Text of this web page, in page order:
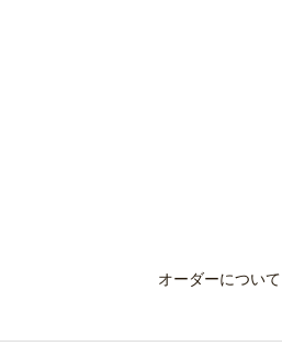
オーダーについて